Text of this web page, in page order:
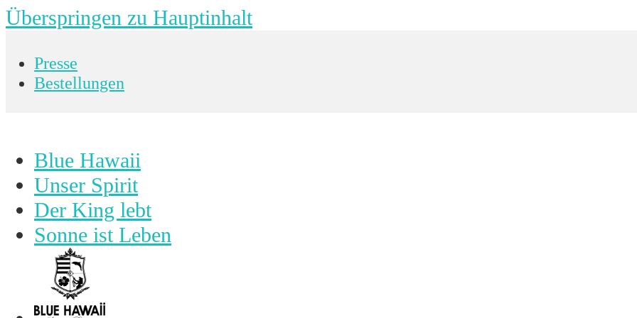
Überspringen zu Hauptinhalt
Presse
Bestellungen
Blue Hawaii
Unser Spirit
Der King lebt
Sonne ist Leben